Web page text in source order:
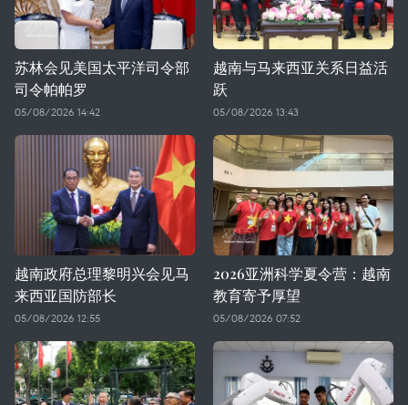
苏林会见美国太平洋司令部
司令帕帕罗
05/08/2026 14:42
越南与马来西亚关系日益活
跃
05/08/2026 13:43
越南政府总理黎明兴会见马
来西亚国防部长
05/08/2026 12:55
2026亚洲科学夏令营：越南
教育寄予厚望
05/08/2026 07:52